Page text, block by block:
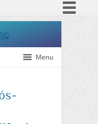
ParticipeMenu